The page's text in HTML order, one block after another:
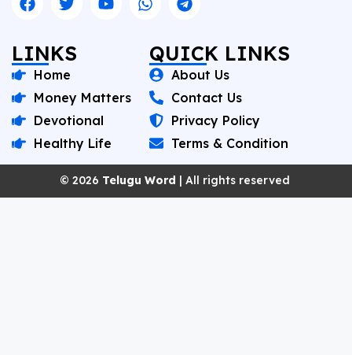
LINKS
Home
Money Matters
Devotional
Healthy Life
QUICK LINKS
About Us
Contact Us
Privacy Policy
Terms & Condition
© 2026 Telugu Word | All rights reserved